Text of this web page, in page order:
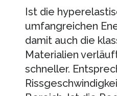
Ist die
umfangreichen
damit auch die
Materialien
schneller.